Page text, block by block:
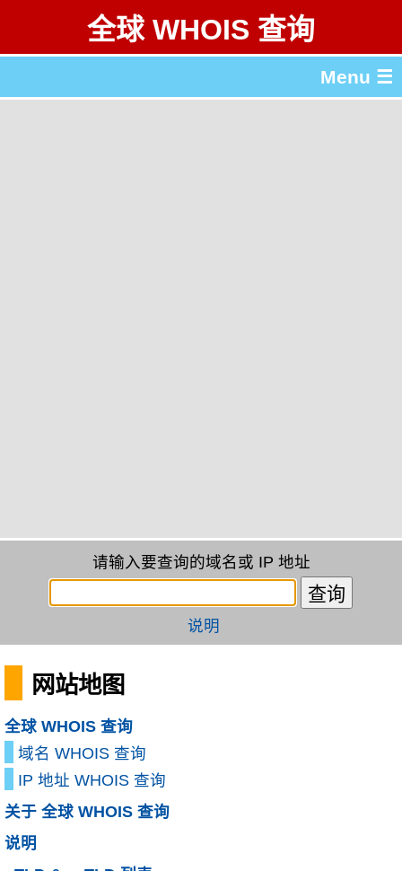
全球 WHOIS 查询
Menu ☰
请输入要查询的域名或 IP 地址
说明
网站地图
全球 WHOIS 查询
域名 WHOIS 查询
IP 地址 WHOIS 查询
关于 全球 WHOIS 查询
说明